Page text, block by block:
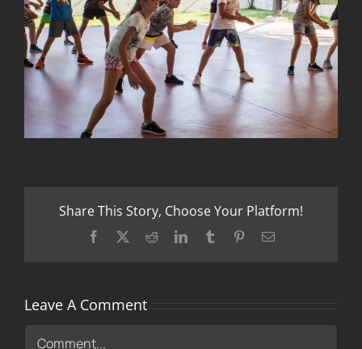
Share This Story, Choose Your Platform!
Facebook RedditLinkedInTumblr PinterestEmail
Leave A Comment